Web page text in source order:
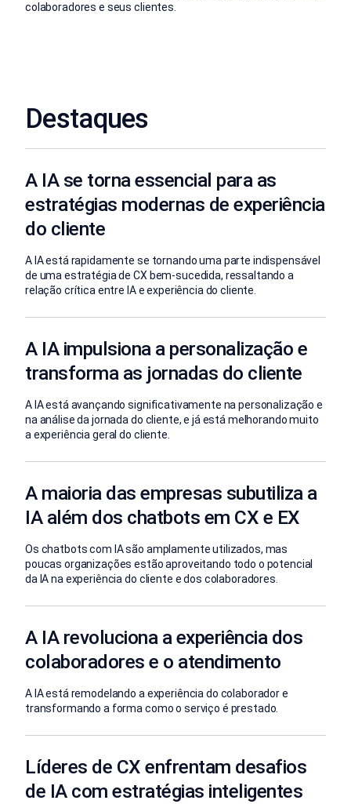
colaboradores e seus clientes.
Destaques
A IA se torna essencial para as
estratégias modernas de experiência
do cliente
A IA está rapidamente se tornando uma parte indispensável
de uma estratégia de CX bem-sucedida, ressaltando a
relação crítica entre IA e experiência do cliente.
A IA impulsiona a personalização e
transforma as jornadas do cliente
A IA está avançando significativamente na personalização e
na análise da jornada do cliente, e já está melhorando muito
a experiência geral do cliente.
A maioria das empresas subutiliza a
IA além dos chatbots em CX e EX
Os chatbots com IA são amplamente utilizados, mas
poucas organizações estão aproveitando todo o potencial
da IA na experiência do cliente e dos colaboradores.
A IA revoluciona a experiência dos
colaboradores e o atendimento
A IA está remodelando a experiência do colaborador e
transformando a forma como o serviço é prestado.
Líderes de CX enfrentam desafios
de IA com estratégias inteligentes